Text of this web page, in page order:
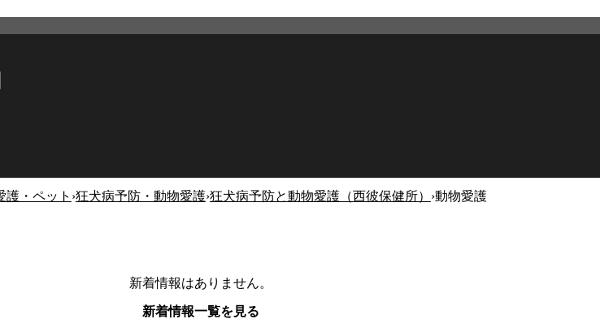
護・ペット ›狂犬病予防・動物愛護›狂犬病予防と動物愛護（西彼保健所） ›動物愛護
新着情報はありません。
新着情報一覧を見る